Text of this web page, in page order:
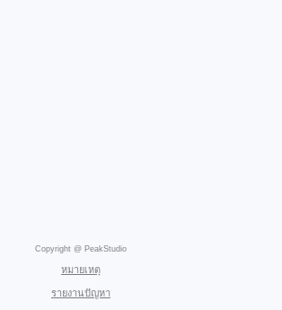
Copyright @ PeakStudio
หมายเหตุ
รายงานปัญหา